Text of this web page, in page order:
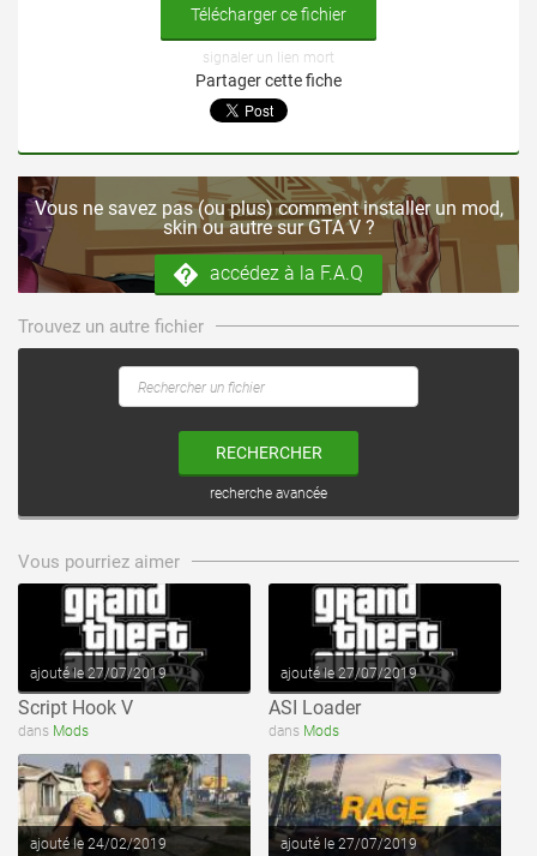
Télécharger ce fichier
signaler un lien mort
Partager cette fiche
Vous ne savez pas (ou plus) comment installer un mod,
skin ou autre sur GTA V ?
accédez à la F.A.Q
Trouvez un autre fichier
RECHERCHER
recherche avancée
Vous pourriez aimer
ajouté le 27/07/2019
Script Hook V
dans Mods
ajouté le 27/07/2019
ASI Loader
dans Mods
voir ce fichier
ajouté le 24/02/2019
voir ce fichier
ajouté le 27/07/2019